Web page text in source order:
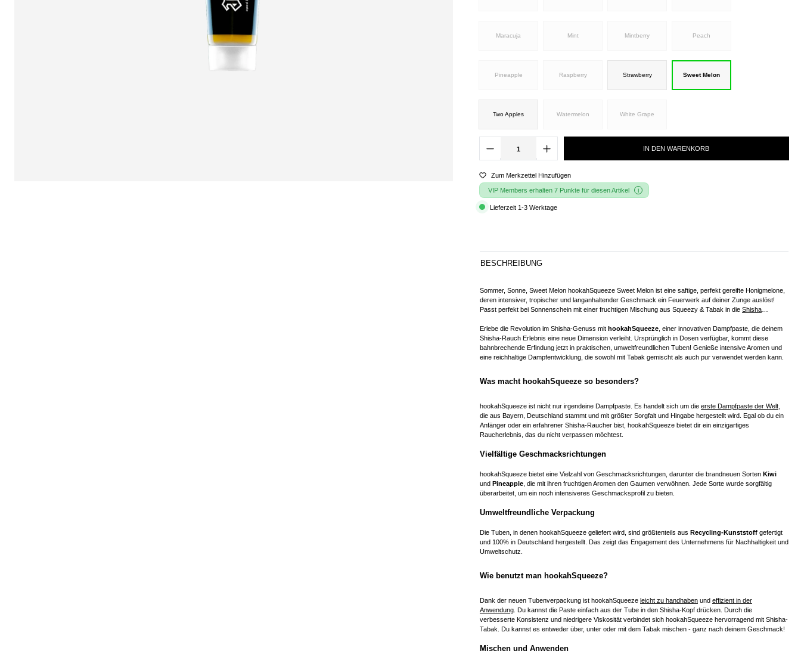
Maracuja Mint Mintberry Peach
Pineapple Raspberry Strawberry Sweet Melon
Two Apples Watermelon White Grape
IN DEN WARENKORB
Zum Merkzettel Hinzufügen
VIP Members erhalten 7 Punkte für diesen Artikel
Lieferzeit 1-3 Werktage
BESCHREIBUNG
Sommer, Sonne, Sweet Melon hookahSqueeze Sweet Melon ist eine saftige, perfekt gereifte Honigmelone,
deren intensiver, tropischer und langanhaltender Geschmack ein Feuerwerk auf deiner Zunge auslöst!
Passt perfekt bei Sonnenschein mit einer fruchtigen Mischung aus Squeezy & Tabak in die Shisha
Erlebe die Revolution im Shisha-Genuss mit hookahSqueeze , einer innovativen Dampfpaste, die deinem
Shisha-Rauch Erlebnis eine neue Dimension verleiht. Ursprünglich in Dosen verfügbar, kommt diese
bahnbrechende Erfindung jetzt in praktischen, umweltfreundlichen Tuben! Genieße intensive Aromen und
eine reichhaltige Dampfentwicklung, die sowohl mit Tabak gemischt als auch pur verwendet werden kann.
Was macht hookahSqueeze so besonders?
hookahSqueeze ist nicht nur irgendeine Dampfpaste. Es handelt sich um die erste Dampfpaste der Welt
die aus Bayern, Deutschland stammt und mit größter Sorgfalt und Hingabe hergestellt wird. Egal ob du ein
Anfänger oder ein erfahrener Shisha-Raucher bist, hookahSqueeze bietet dir ein einzigartiges
Raucherlebnis, das du nicht verpassen möchtest.
Vielfältige Geschmacksrichtungen
hookahSqueeze bietet eine Vielzahl von Geschmacksrichtungen, darunter die brandneuen Sorten Kiwi
und Pineapple , die mit ihren fruchtigen Aromen den Gaumen verwöhnen. Jede Sorte wurde sorgfältig
überarbeitet, um ein noch intensiveres Geschmacksprofil zu bieten.
Umweltfreundliche Verpackung
Die Tuben, in denen hookahSqueeze geliefert wird, sind größtenteils aus Recycling-Kunststoff gefertigt
und 100% in Deutschland hergestellt. Das zeigt das Engagement des Unternehmens für Nachhaltigkeit und
Umweltschutz.
Wie benutzt man hookahSqueeze?
Dank der neuen Tubenverpackung ist hookahSqueeze leicht zu handhaben und effizient in der
Anwendung . Du kannst die Paste einfach aus der Tube in den Shisha-Kopf drücken. Durch die
verbesserte Konsistenz und niedrigere Viskosität verbindet sich hookahSqueeze hervorragend mit Shisha-
Tabak. Du kannst es entweder über, unter oder mit dem Tabak mischen - ganz nach deinem Geschmack!
Mischen und Anwenden